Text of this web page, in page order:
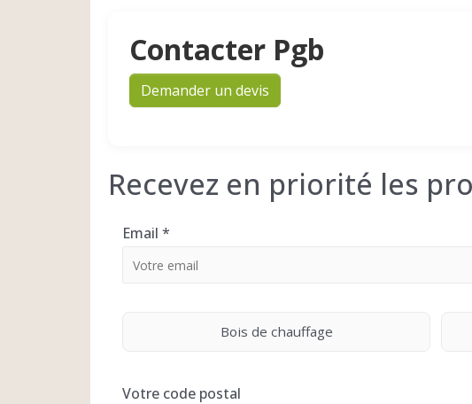
Contacter Pgb
Demander un devis
Recevez en priorité les
Email *
Bois de chauffage
Votre code postal